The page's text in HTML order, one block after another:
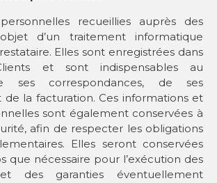
recueillies auprès des
d’un traitement informatique
Elles sont enregistrées dans
et sont indispensables au
ses correspondances, de ses
la facturation. Ces informations et
sont également conservées à
afin de respecter les obligations
Elles seront conservées
que nécessaire pour l’exécution des
des garanties éventuellement